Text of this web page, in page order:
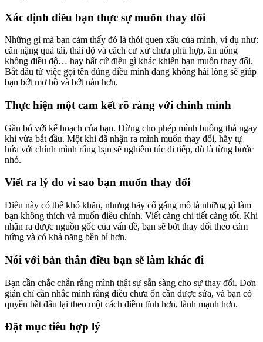
Xác định điều bạn thực sự muốn thay đổi
Những gì mà bạn cảm thấy đó là thói quen xấu của mình, ví dụ như:
cân nặng quá tải, thái độ và cách cư xử chưa phù hợp, ăn uống
không điều độ… hay bất cứ điều gì khác khiến bạn muốn thay đổi.
Bắt đầu từ việc gọi tên đúng điều mình đang không hài lòng sẽ giúp
bạn bớt mơ hồ và bớt nản hơn.
Thực hiện một cam kết rõ ràng với chính mình
Gắn bó với kế hoạch của bạn. Đừng cho phép mình buông thả ngay
khi vừa bắt đầu. Một khi đã nhận ra mình muốn thay đổi, hãy tự
hứa với chính mình rằng bạn sẽ nghiêm túc đi tiếp, dù là từng bước
nhỏ.
Viết ra lý do vì sao bạn muốn thay đổi
Điều này có thể khó khăn, nhưng hãy cố gắng mô tả những gì làm
bạn không thích và muốn điều chỉnh. Viết càng chi tiết càng tốt. Khi
nhận ra được nguồn gốc của vấn đề, bạn sẽ bớt thay đổi theo cảm
hứng và có khả năng bền bỉ hơn.
Nói với bản thân điều bạn sẽ làm khác đi
Bạn cần chắc chắn rằng mình thật sự sẵn sàng cho sự thay đổi. Đơn
giản chỉ cần nhắc mình rằng điều chưa ổn cần được sửa, và bạn có
quyền bắt đầu lại theo một cách điềm tĩnh hơn, lành mạnh hơn.
Đặt mục tiêu hợp lý